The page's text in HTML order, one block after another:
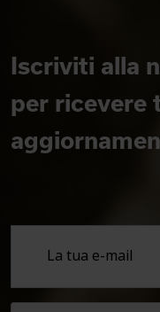
Iscriviti alla
per ricevere